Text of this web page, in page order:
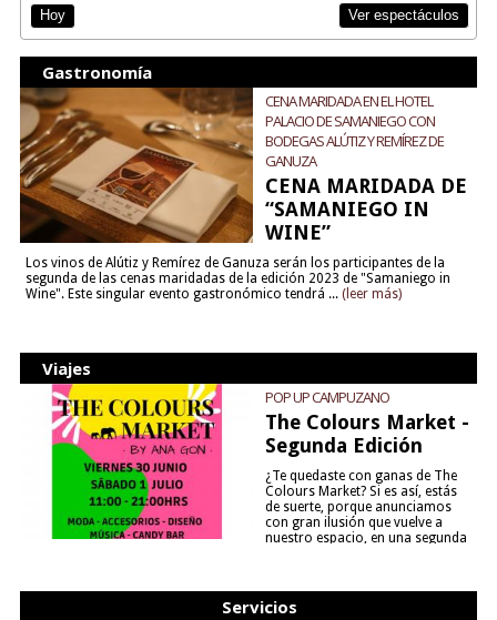
Hoy Ver espectáculos
Gastronomía
CENA MARIDADA EN EL HOTEL
PALACIO DE SAMANIEGO CON
BODEGAS ALÚTIZ Y REMÍREZ DE
GANUZA
CENA MARIDADA DE
“SAMANIEGO IN
WINE”
Los vinos de Alútiz y Remírez de Ganuza serán los participantes de la
segunda de las cenas maridadas de la edición 2023 de "Samaniego in
Wine". Este singular evento gastronómico tendrá ... (leer más)
Viajes
POP UP CAMPUZANO
The Colours Market -
Segunda Edición
¿Te quedaste con ganas de The
Colours Market? Si es así, estás
de suerte, porque anunciamos
con gran ilusión que vuelve a
nuestro espacio, en una segunda
Servicios